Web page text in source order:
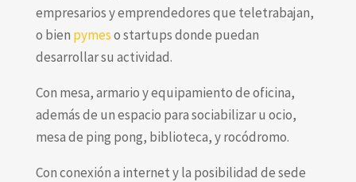
empresarios y emprendedores que teletrabajan,
o bien pymeso startups donde puedan
desarrollar su actividad.
Con mesa, armario y equipamiento de oficina,
además de un espacio para sociabilizar u ocio,
mesa de ping pong, biblioteca, y rocódromo.
Con conexión a internet y la posibilidad de sede